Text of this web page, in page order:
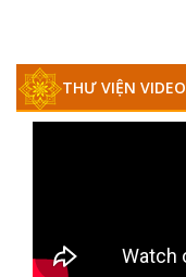
THƯ VIỆN VIDEO